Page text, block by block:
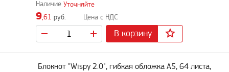
Уточняйте
9,61 руб.
В корзину
Блокнот "Wispy 2.0", гибкая обложка A5, 64 листа,